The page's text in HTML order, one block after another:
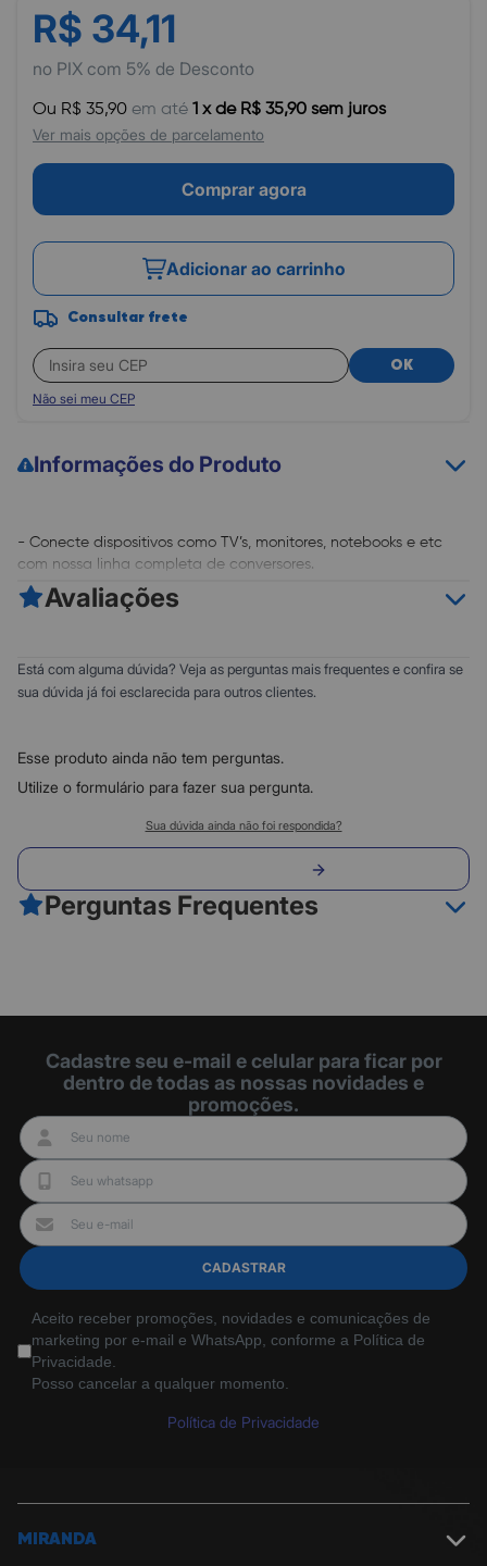
R$ 34,11
no PIX com 5% de Desconto
Ou R$ 35,90 em até 1 x de R$ 35,90 sem juros
Ver mais opções de parcelamento
Comprar agora
Adicionar ao carrinho
Consultar frete
OK
Não sei meu CEP
Informações do Produto
- Conecte dispositivos como TV’s, monitores, notebooks e etc
com nossa linha completa de conversores.
- Conexão Plug&Play: Não necessita driver de instalação.
- USB 3.1 Type C macho
- RÁPIDA CAPACIDADE DE RESPOSTA: Conectores banhados a
níquel e condutor em cobre estanhado.
Avaliações
5
4
1
0
Está com alguma dúvida? Veja as perguntas mais frequentes e confira se
sua dúvida já foi esclarecida para outros clientes.
Esse produto ainda não tem perguntas.
Utilize o formulário para fazer sua pergunta.
Sua dúvida ainda não foi respondida?
Perguntas Frequentes
Cadastre seu e-mail e celular para ficar por
dentro de todas as nossas novidades e
promoções.
CADASTRAR
Aceito receber promoções, novidades e comunicações de
marketing por e-mail e WhatsApp, conforme a Política de
Privacidade.
Posso cancelar a qualquer momento.
Política de Privacidade
MIRANDA